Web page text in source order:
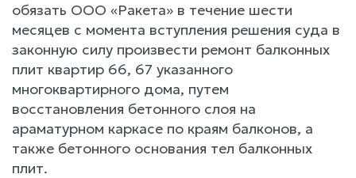
обязать ООО «Ракета» в течение шести
месяцев с момента вступления решения суда в
законную силу произвести ремонт балконных
плит квартир 66, 67 указанного
многоквартирного дома, путем
восстановления бетонного слоя на
араматурном каркасе по краям балконов, а
также бетонного основания тел балконных
плит.